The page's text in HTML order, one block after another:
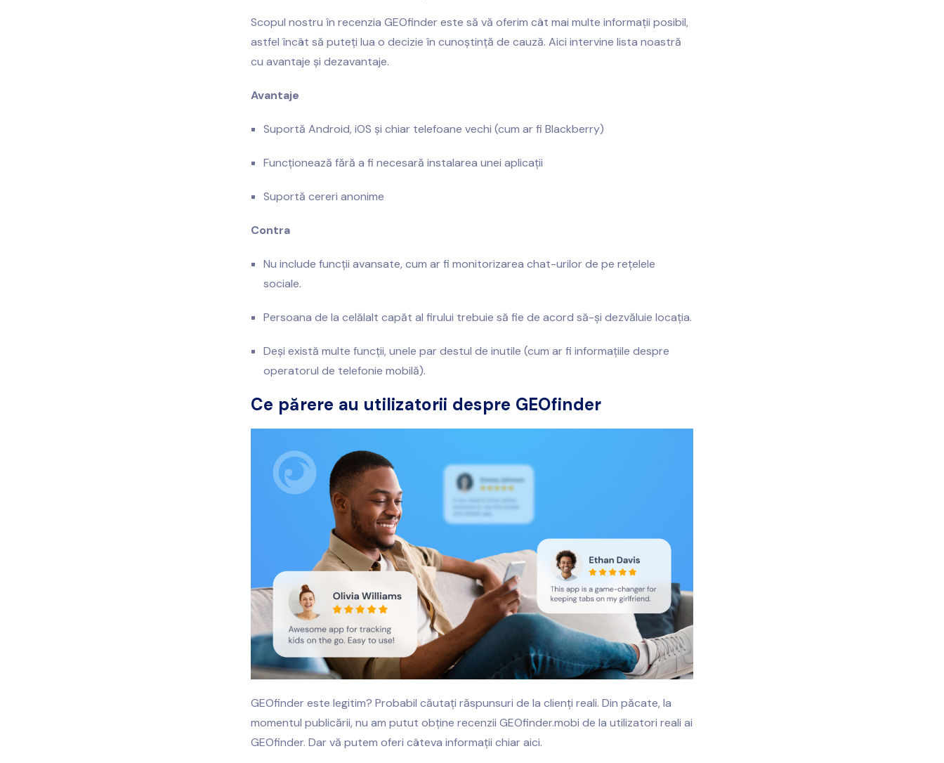
Scopul nostru în recenzia GEOfinder este să vă oferim cât mai multe informații posibil,
astfel încât să puteți lua o decizie în cunoștință de cauză. Aici intervine lista noastră
cu avantaje și dezavantaje.
Avantaje
Suportă Android, iOS și chiar telefoane vechi (cum ar fi Blackberry)
Funcționează fără a fi necesară instalarea unei aplicații
Suportă cereri anonime
Contra
Nu include funcții avansate, cum ar fi monitorizarea chat-urilor de pe rețelele
sociale.
Persoana de la celălalt capăt al firului trebuie să fie de acord să-și dezvăluie locația.
Deși există multe funcții, unele par destul de inutile (cum ar fi informațiile despre
operatorul de telefonie mobilă).
Ce părere au utilizatorii despre GEOfinder
GEOfinder este legitim? Probabil căutați răspunsuri de la clienți reali. Din păcate, la
momentul publicării, nu am putut obține recenzii GEOfinder.mobi de la utilizatori reali ai
GEOfinder. Dar vă putem oferi câteva informații chiar aici.